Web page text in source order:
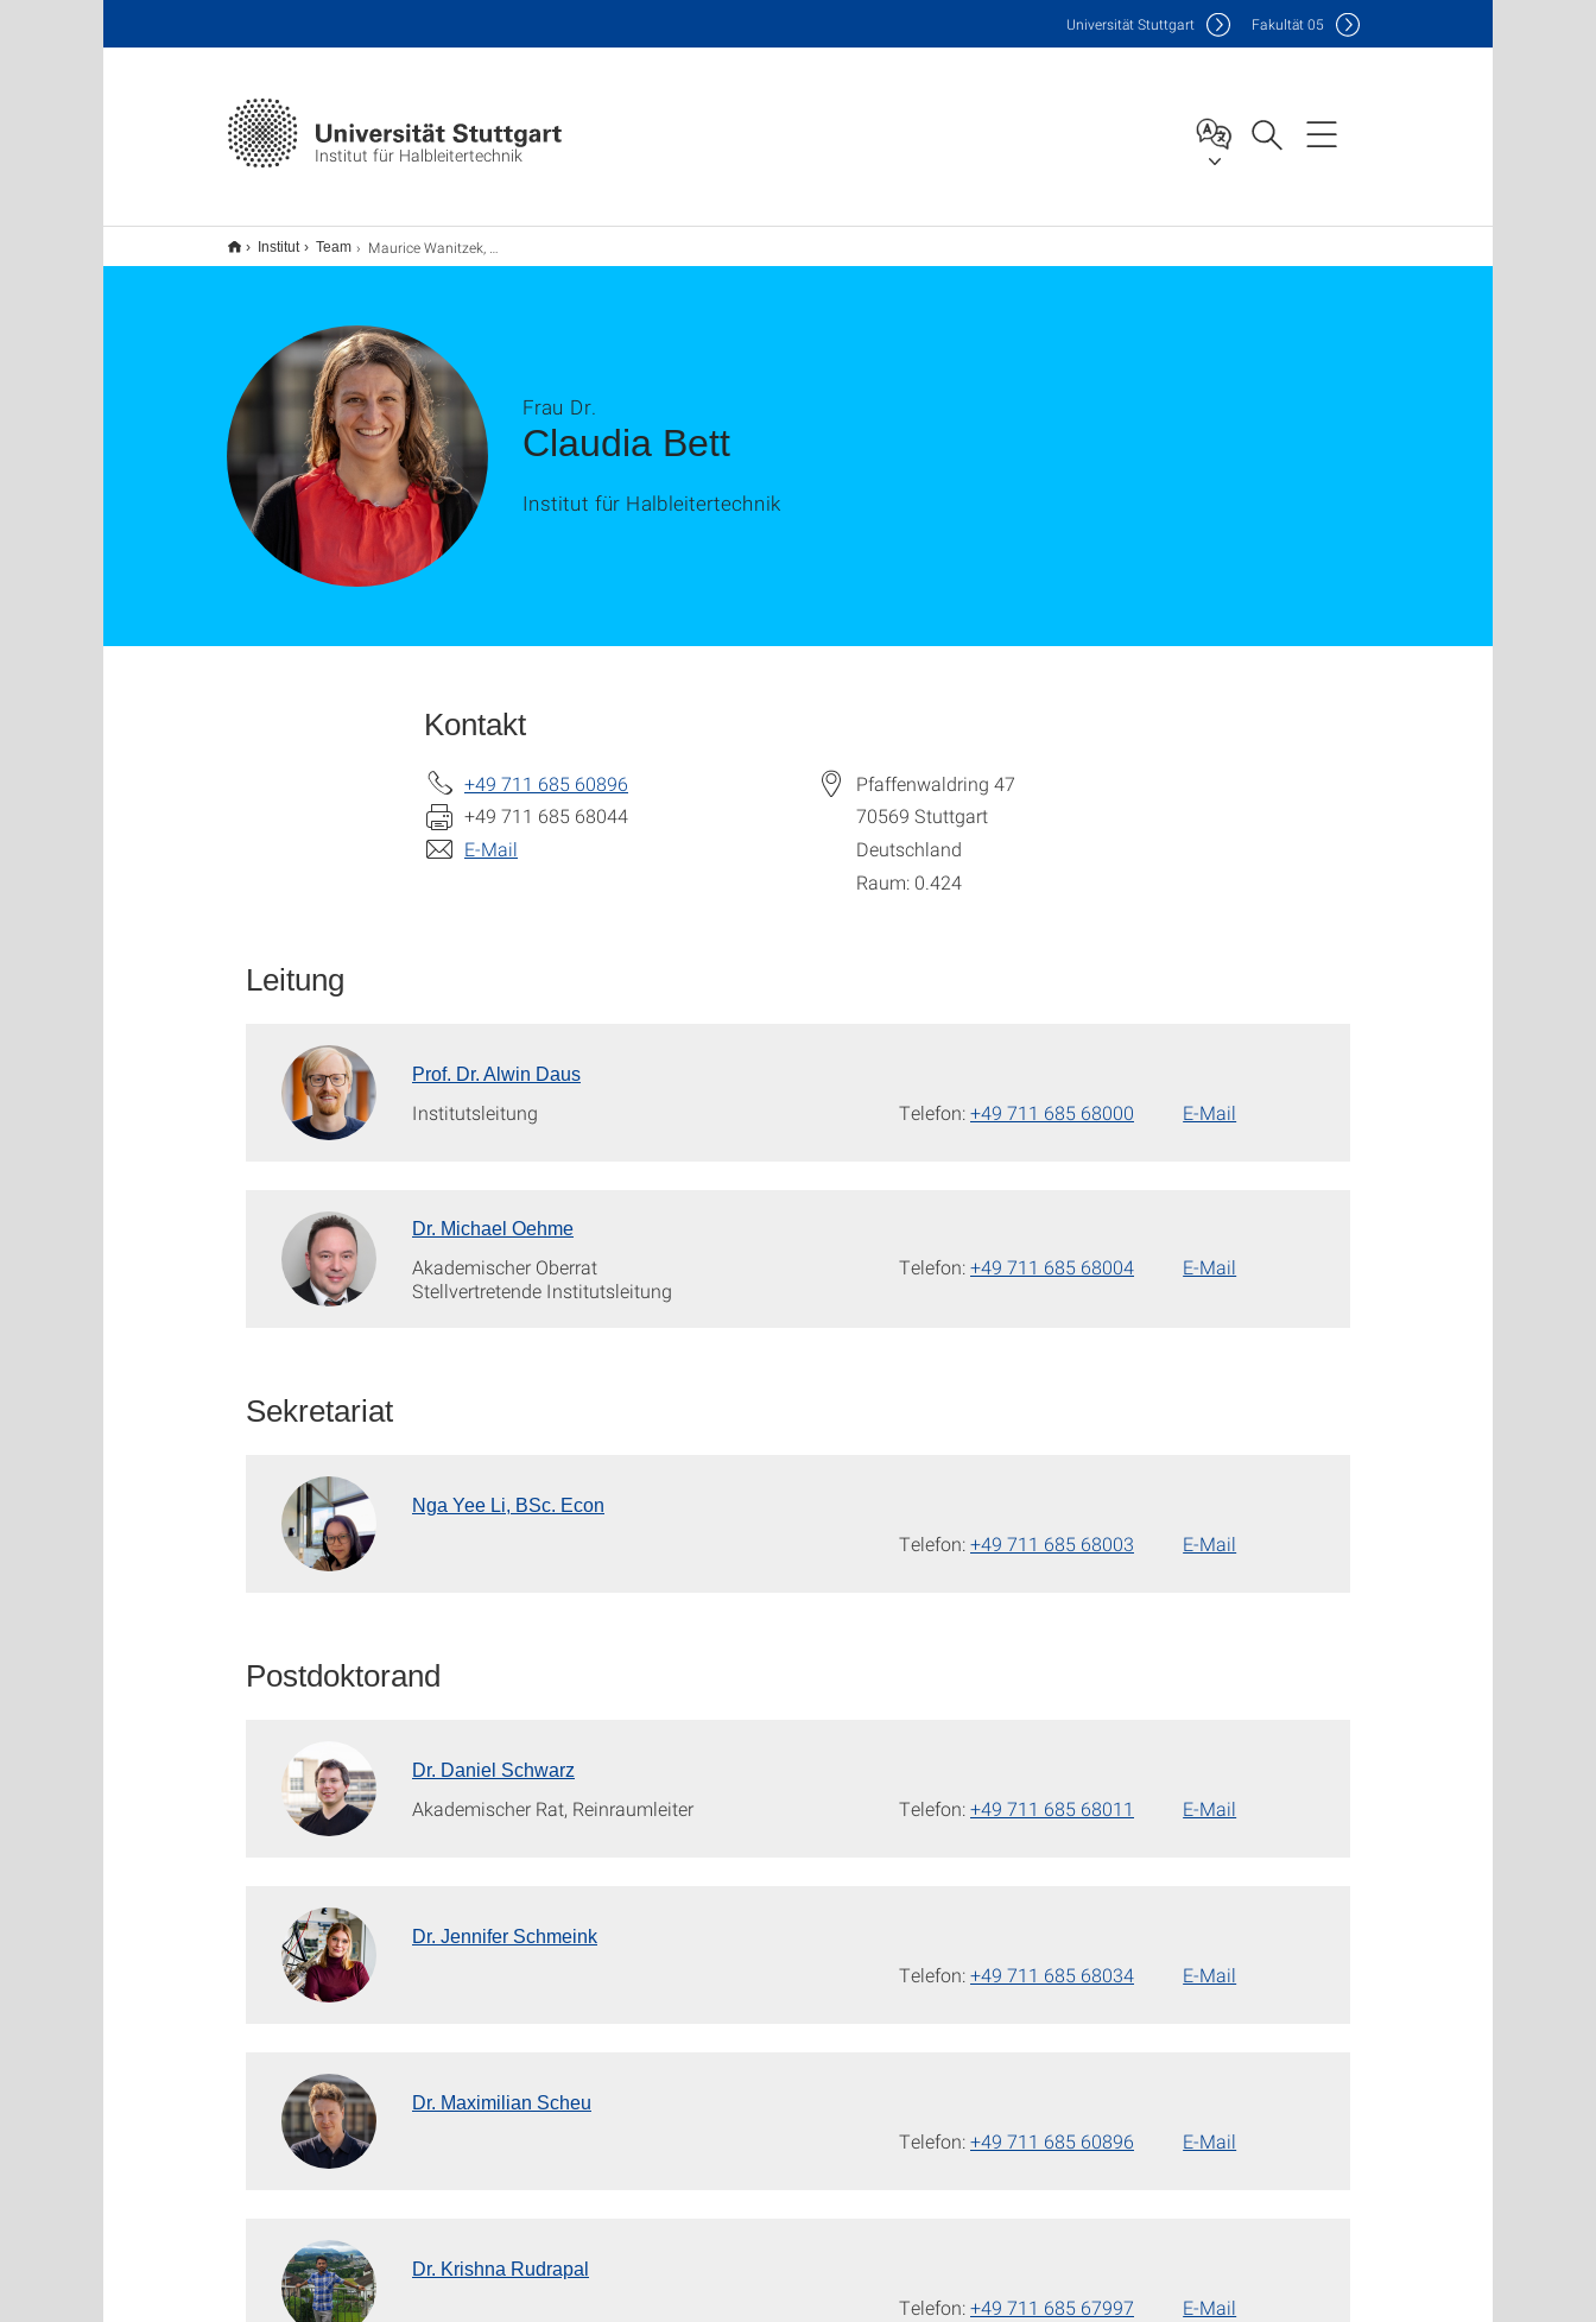
Institut für Halbleitertechnik
Universität Stuttgart Fakultät05
Institut Team Maurice Wanitzek, M. Sc.
Claudia Bett
Frau Dr.
Institut für Halbleitertechnik
Kontakt
+49 711 685 60896
+49 711 685 68044
E-Mail
Pfaffenwaldring 47
70569 Stuttgart
Deutschland
Raum: 0.424
Leitung
Prof. Dr. Alwin Daus
Institutsleitung Telefon:+49 711 685 68000 E-Mail
Dr. Michael Oehme
Akademischer Oberrat
Stellvertretende Institutsleitung
Telefon:+49 711 685 68004 E-Mail
Sekretariat
Nga Yee Li, BSc. Econ
Telefon:+49 711 685 68003 E-Mail
Postdoktorand
Dr. Daniel Schwarz
Akademischer Rat, Reinraumleiter Telefon:+49 711 685 68011 E-Mail
Dr. Jennifer Schmeink
Telefon:+49 711 685 68034 E-Mail
Dr. Maximilian Scheu
Telefon:+49 711 685 60896 E-Mail
Dr. Krishna Rudrapal
Telefon:+49 711 685 67997 E-Mail